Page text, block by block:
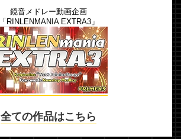
鏡音メドレー動画企画
「RINLENMANIA EXTRA3」
全ての作品はこちら